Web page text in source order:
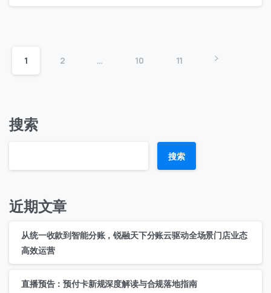
1 2 … 10 11
搜索
搜索
近期文章
从统一收款到智能分账，锐融天下分账云驱动全场景门店业态
高效运营
直播预告：预付卡新规深度解读与合规落地指南